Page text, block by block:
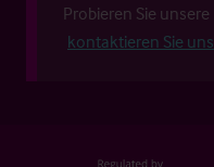
Probieren Sie unsere
kontaktieren Sie uns